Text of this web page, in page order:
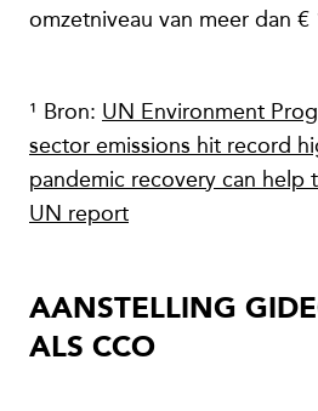
omzetniveau van meer dan €
¹ Bron: UN Environment
sector emissions hit record
pandemic recovery can help
UN report
AANSTELLING
ALS CCO